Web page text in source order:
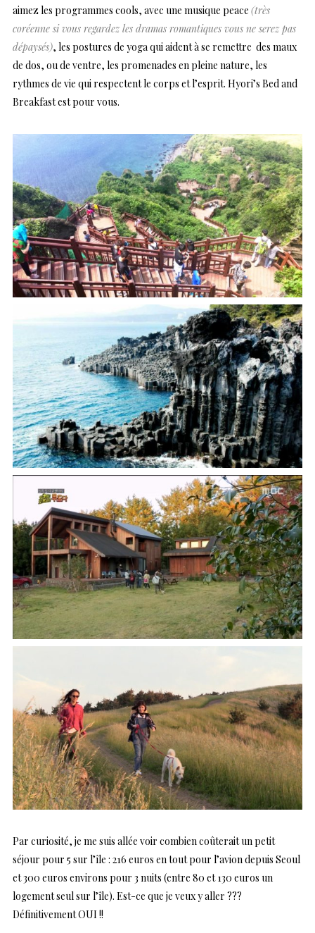
aimez les programmes cools, avec une musique peace (très
coréenne si vous regardez les dramas romantiques vous ne serez pas
dépaysés), les postures de yoga qui aident à se remettre des maux
de dos, ou de ventre, les promenades en pleine nature, les
rythmes de vie qui respectent le corps et l’esprit. Hyori’s Bed and
Breakfast est pour vous.
Par curiosité, je me suis allée voir combien coûterait un petit
séjour pour 5 sur l’île : 216 euros en tout pour l’avion depuis Seoul
et 300 euros environs pour 3 nuits (entre 80 et 130 euros un
logement seul sur l’île). Est-ce que je veux y aller ???
Définitivement OUI !!